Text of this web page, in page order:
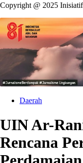
Copyright @ 2025
Daerah
UIN Ar-
Rencana